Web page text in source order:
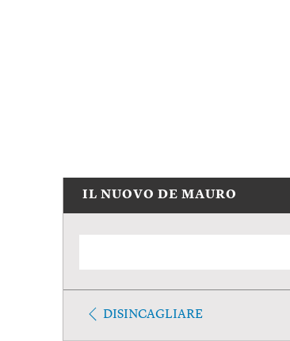
IL NUOVO DE MAURO
DISINCAGLIARE